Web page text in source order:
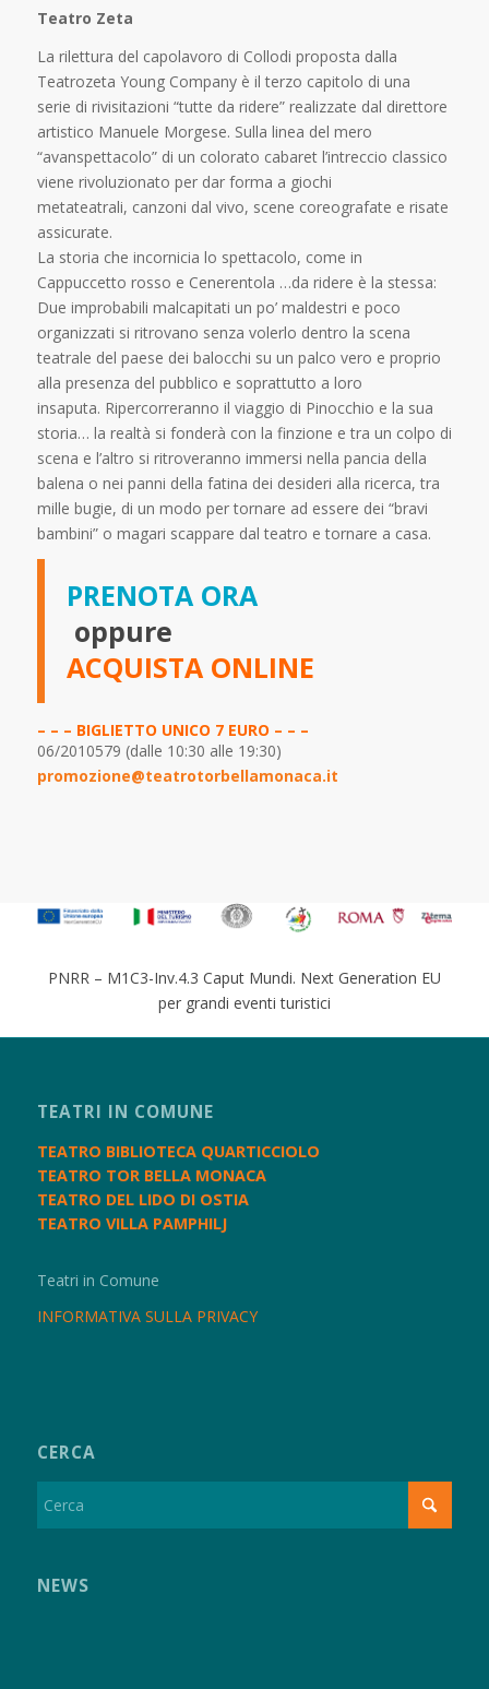
Teatro Zeta
La rilettura del capolavoro di Collodi proposta dalla
Teatrozeta Young Company è il terzo capitolo di una
serie di rivisitazioni “tutte da ridere” realizzate dal direttore
artistico Manuele Morgese. Sulla linea del mero
“avanspettacolo” di un colorato cabaret l’intreccio classico
viene rivoluzionato per dar forma a giochi
metateatrali, canzoni dal vivo, scene coreografate e risate
assicurate.
La storia che incornicia lo spettacolo, come in
Cappuccetto rosso e Cenerentola …da ridere è la stessa:
Due improbabili malcapitati un po’ maldestri e poco
organizzati si ritrovano senza volerlo dentro la scena
teatrale del paese dei balocchi su un palco vero e proprio
alla presenza del pubblico e soprattutto a loro
insaputa. Ripercorreranno il viaggio di Pinocchio e la sua
storia… la realtà si fonderà con la finzione e tra un colpo di
scena e l’altro si ritroveranno immersi nella pancia della
balena o nei panni della fatina dei desideri alla ricerca, tra
mille bugie, di un modo per tornare ad essere dei “bravi
bambini” o magari scappare dal teatro e tornare a casa.
PRENOTA ORA
oppure
ACQUISTA ONLINE
– – – BIGLIETTO UNICO 7 EURO – – –
06/2010579 (dalle 10:30 alle 19:30)
promozione@teatrotorbellamonaca.it
PNRR – M1C3-Inv.4.3 Caput Mundi. Next Generation EU
per grandi eventi turistici
TEATRI IN COMUNE
TEATRO BIBLIOTECA QUARTICCIOLO
TEATRO TOR BELLA MONACA
TEATRO DEL LIDO DI OSTIA
TEATRO VILLA PAMPHILJ
Teatri in Comune
INFORMATIVA SULLA PRIVACY
CERCA
NEWS